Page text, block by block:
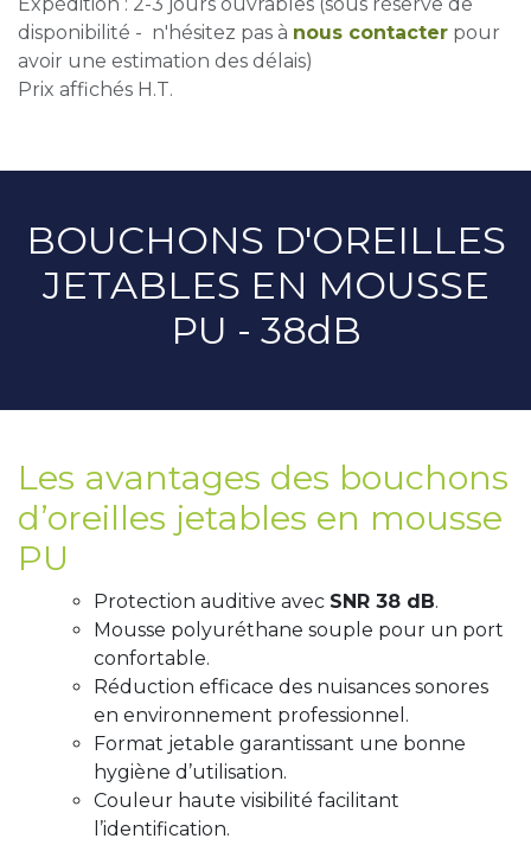
disponibilité - n'hésitez pas à nous contacter pour
avoir une estimation des délais)
Prix affichés H.T.
BOUCHONS D'OREILLES
JETABLES EN MOUSSE
PU - 38dB
Les avantages des bouchons
d’oreilles jetables en mousse
PU
Protection auditive avec SNR 38 dB.
Mousse polyuréthane souple pour un port
confortable.
Réduction efficace des nuisances sonores
en environnement professionnel.
Format jetable garantissant une bonne
hygiène d’utilisation.
Couleur haute visibilité facilitant
l’identification.